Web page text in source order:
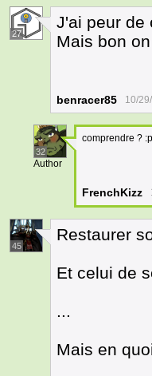
27
J'ai peur de
Mais bon
benracer85 10/
32
Author
comprendre ? :p
FrenchKizz
45
Restaurer
Et celui de
...
Mais en